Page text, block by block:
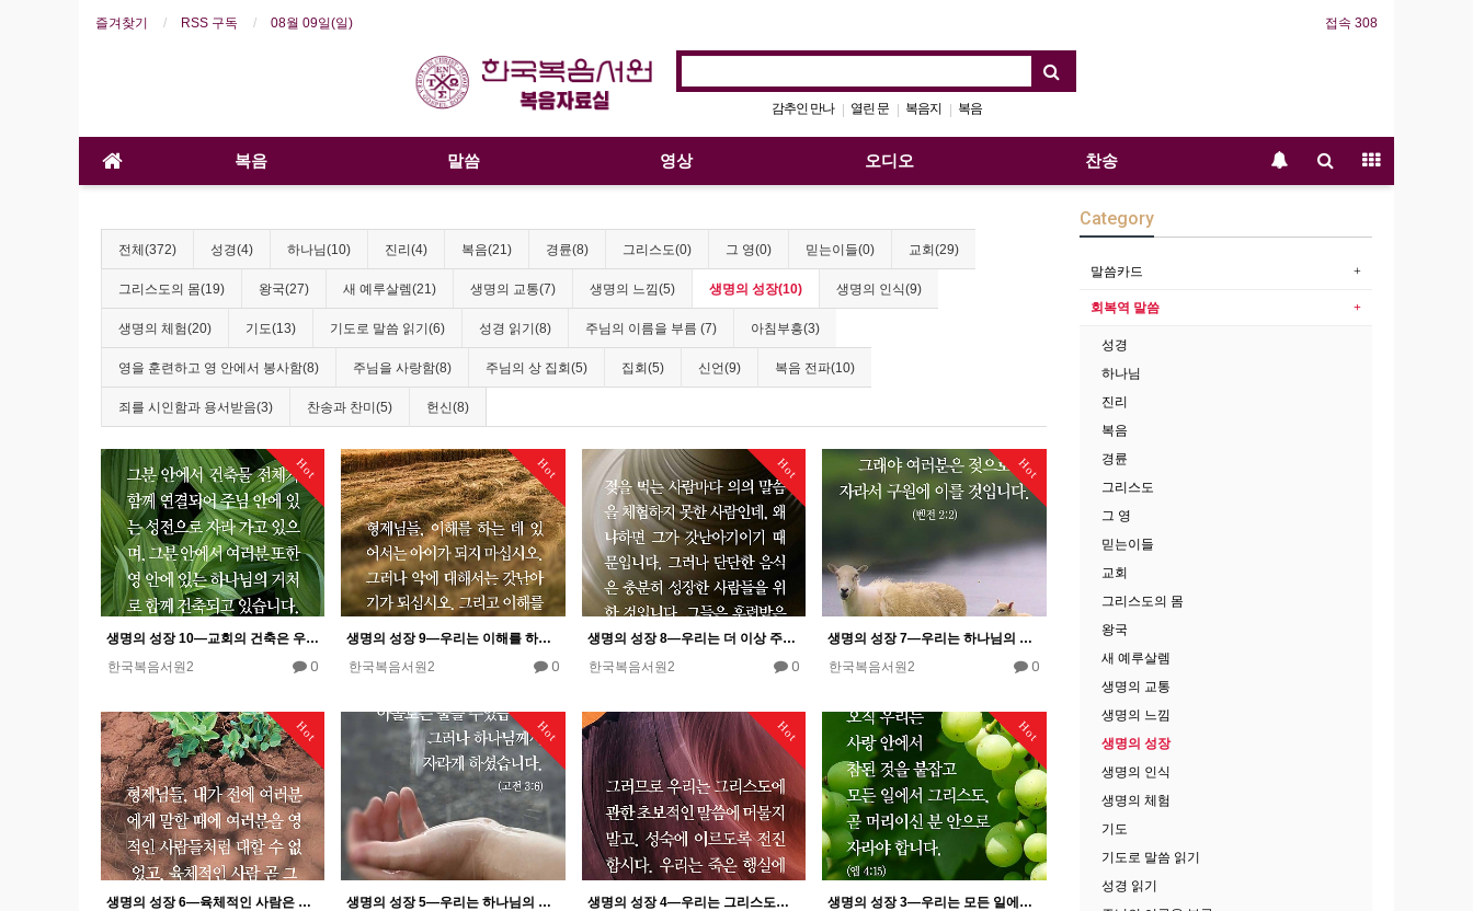
즐겨찾기 RSS 구독 08월 09일(일) 접속 308
감추인 만나 | 열린 문 | 복음지 | 복음
복음 말씀 영상 오디오 찬송
전체(372) 성경(4) 하나님(10) 진리(4) 복음(21) 경륜(8) 그리스도(0) 그 영(0) 믿는이들(0) 교회(29)
그리스도의 몸(19) 왕국(27) 새 예루살렘(21) 생명의 교통(7) 생명의 느낌(5) 생명의 성장(10) 생명의 인식(9)
생명의 체험(20) 기도(13) 기도로 말씀 읽기(6) 성경 읽기(8) 주님의 이름을 부름 (7) 아침부흥(3)
영을 훈련하고 영 안에서 봉사함(8) 주님을 사랑함(8) 주님의 상 집회(5) 집회(5) 신언(9) 복음 전파(10)
죄를 시인함과 용서받음(3) 찬송과 찬미(5) 헌신(8)
Hot
생명의 성장 10―교회의 건축은 우리가 생명 안에서 자람으로 말미암는 것이다.
한국복음서원2
0
Hot
생명의 성장 9―우리는 이해를 하는데 있어서 성장한 사람이 되어야 한다.
한국복음서원2
0
Hot
생명의 성장 8―우리는 더 이상 주님 안에서 갓난아기일 수 없다. 단단한 음식은 성장한 사람을 위한 것이다.…
한국복음서원2
0
Hot
생명의 성장 7―우리는 하나님의 말씀의 젖으로부터 양육받음으로써 자라야 한다.
한국복음서원2
0
Hot
생명의 성장 6―육체적인 사람은 그리스도 안에서 어린 아기이다.
Hot
생명의 성장 5―우리는 하나님의 요소로 우리 안에서 증가되고 자라게 해야 한다.
Hot
생명의 성장 4―우리는 그리스도에 관한 초보적인 말씀을 벗어나 성숙에 이르도록 추구해야 한다.
Hot
생명의 성장 3―우리는 모든 일에서 그리스도 안에서 자라야 한다.
Category
말씀카드
회복역 말씀
성경
하나님
진리
복음
경륜
그리스도
그 영
믿는이들
교회
그리스도의 몸
왕국
새 예루살렘
생명의 교통
생명의 느낌
생명의 성장
생명의 인식
생명의 체험
기도
기도로 말씀 읽기
성경 읽기